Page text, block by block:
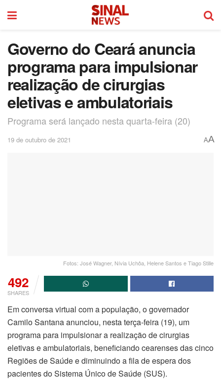
Governo do Ceará anuncia
programa para impulsionar
realização de cirurgias
eletivas e ambulatoriais
Programa será lançado nesta quarta-feira (20)
19 de outubro de 2021 AA
Fotos: José Wagner, Nívia Uchôa, Helene Santos e Tiago Stille
492
SHARES
Em conversa virtual com a população, o governador
Camilo Santana anunciou, nesta terça-feira (19), um
programa para impulsionar a realização de cirurgias
eletivas e ambulatoriais, beneficiando cearenses das cinco
Regiões de Saúde e diminuindo a fila de espera dos
pacientes do Sistema Único de Saúde (SUS).